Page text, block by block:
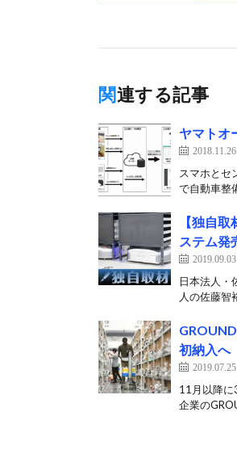
関連する記事
ヤマトオ
2018.11.26
スマホと
で自動車整
【独自
ステム発
2019.09.03
日本法人・
人の佐藤智
初納入へ
2019.07.25
11月以降に
企業の